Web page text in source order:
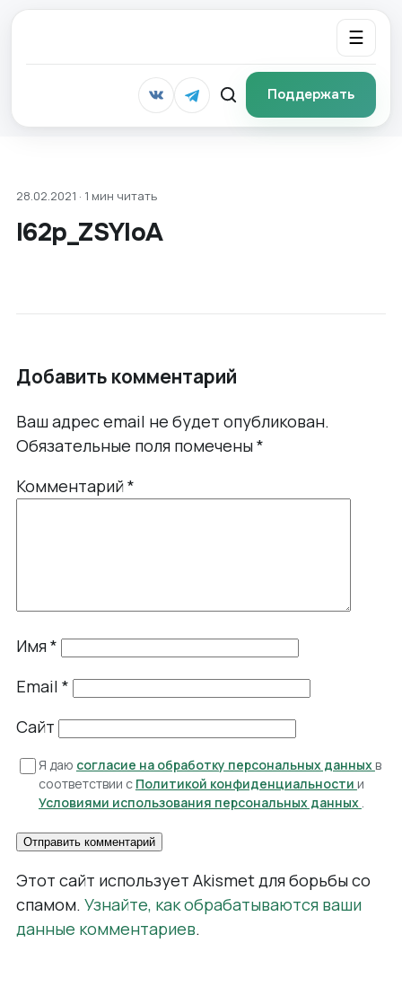
☰
Поддержать
28.02.2021 · 1 мин читать
I62p_ZSYIoA
Добавить комментарий
Ваш адрес email не будет опубликован.
Обязательные поля помечены*
Комментарий*
Имя*
Email *
Сайт
Я даю согласие на обработку персональных данных в
соответствии с Политикой конфиденциальности и
Условиями использования персональных данных .
Этот сайт использует Akismet для борьбы со
спамом. Узнайте, как обрабатываются ваши
данные комментариев.